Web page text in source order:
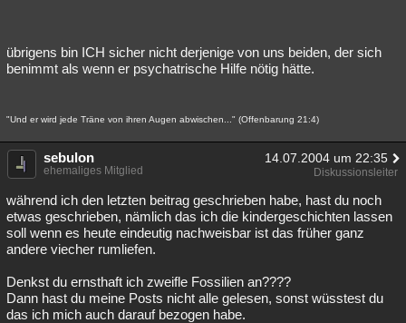
übrigens bin ICH sicher nicht derjenige von uns beiden, der sich
benimmt als wenn er psychatrische Hilfe nötig hätte.
"Und er wird jede Träne von ihren Augen abwischen..." (Offenbarung 21:4)
sebulon 14.07.2004 um 22:35
ehemaliges Mitglied Diskussionsleiter
während ich den letzten beitrag geschrieben habe, hast du noch
etwas geschrieben, nämlich das ich die kindergeschichten lassen
soll wenn es heute eindeutig nachweisbar ist das früher ganz
andere viecher rumliefen.
Denkst du ernsthaft ich zweifle Fossilien an????
Dann hast du meine Posts nicht alle gelesen, sonst wüsstest du
das ich mich auch darauf bezogen habe.